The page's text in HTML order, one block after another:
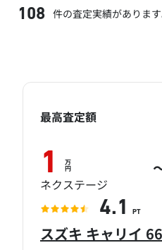
108 件の査定実績があります
スズキ キャリイ
最高査定額
1 万
円
ネクステージ
4.1 PT